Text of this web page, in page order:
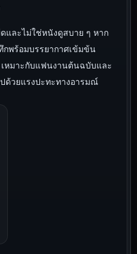
และไม่ใช่หนังดูสบาย ๆ หาก
กพร้อมบรรยากาศเข้มข้น
เหมาะกับแฟนงานต้นฉบับและ
ด้วยแรงปะทะทางอารมณ์